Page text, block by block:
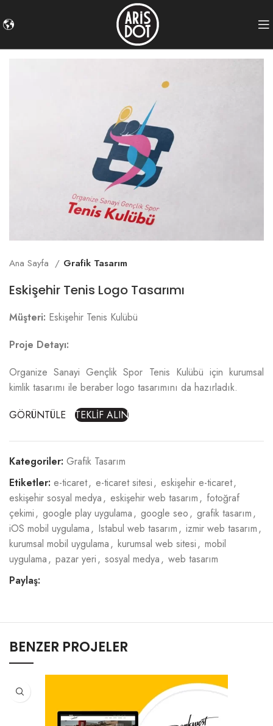
Ana Sayfa Grafik Tasarım
Eskişehir Tenis Logo Tasarımı
Müşteri: Eskişehir Tenis Kulübü
Proje Detayı:
Organize Sanayi Gençlik Spor Tenis Kulübü için kurumsal
kimlik tasarımı ile beraber logo tasarımını da hazırladık.
GÖRÜNTÜLE
TEKLİF ALIN
Kategoriler: Grafik Tasarım
Etiketler: e-ticaret, e-ticaret sitesi, eskişehir e-ticaret,
eskişehir sosyal medya, eskişehir web tasarım, fotoğraf
çekimi, google play uygulama, google seo, grafik tasarım,
iOS mobil uygulama, Istabul web tasarım, izmir web tasarım,
kurumsal mobil uygulama, kurumsal web sitesi, mobil
uygulama, pazar yeri, sosyal medya, web tasarım
Paylaş:
BENZER PROJELER